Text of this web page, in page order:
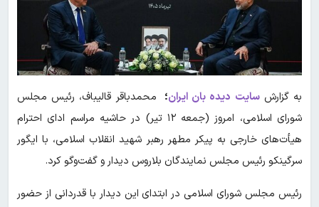
به گزارشسایت دیده بان ایران؛
محمدباقر قالیباف، رئیس مجلس
شورای اسلامی، امروز (جمعه ۱۲ تیر) در حاشیه مراسم ادای احترام
هیأت‌های خارجی به پیکر مطهر رهبر شهید انقلاب اسلامی، با ایگور
سرگینکو رئیس مجلس نمایندگان بلاروس دیدار و گفت‌وگو کرد.
رئیس مجلس شورای اسلامی در ابتدای این دیدار با قدردانی از حضور